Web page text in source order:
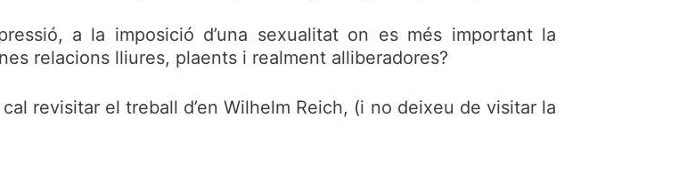
a la imposició d’una sexualitat on es més important la
relacions lliures, plaents i realment alliberadores?
revisitar el treball d’en Wilhelm Reich, (i no deixeu de visitar la